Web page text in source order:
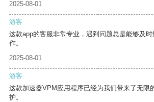
2025-08-01
游客
这款app的客服非常专业，遇到问题总是能够及
作。
2025-08-01
游客
这款加速器VPM应用程序已经为我们带来了无限
护。